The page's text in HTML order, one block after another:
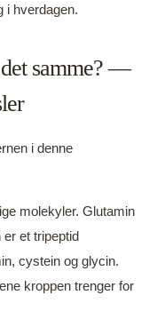
i hverdagen.
samme? —
i denne
molekyler. Glutamin
et tripeptid
cystein og glycin.
kroppen trenger for